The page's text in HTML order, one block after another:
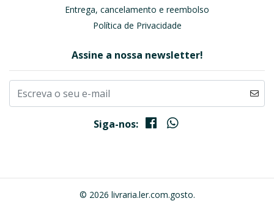
Entrega, cancelamento e reembolso
Política de Privacidade
Assine a nossa newsletter!
Siga-nos:
© 2026 livraria.ler.com.gosto.